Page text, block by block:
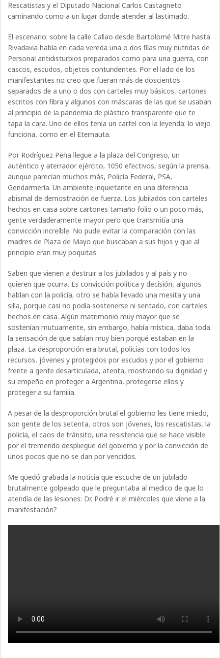
Rescatistas y el Diputado Nacional Carlos Castagneto
caminando como a un lugar donde atender al lastimado.
El escenario: sobre la calle Callao desde Bartolomé Mitre hasta
Rivadavia había en cada vereda una o dos filas muy nutridas de
Personal antidisturbios preparados como para una guerra, con
cascos, escudos, objetos contundentes. Por el lado de los
manifestantes no creo que fueran más de doscientos
separados de a uno o dos con carteles muy básicos, cartones
escritos con fibra y algunos con máscaras de las que se usaban
al principio de la pandemia de plástico transparente que te
tapa la cara. Uno de ellos tenía un cartel con la leyenda: lo viejo
funciona, como en el Eternauta.
Por Rodríguez Peña llegue a la plaza del Congreso, un
auténtico y aterrador ejército, 1050 efectivos, según la prensa,
aunque parecían muchos más, Policía Federal, PSA,
Gendarmería. Un ambiente inquietante en una diferencia
abismal de demostración de fuerza. Los Jubilados con carteles
hechos en casa sobre cartones tamaño folio o un poco más,
gente verdaderamente mayor pero que transmitía una
convicción increíble. No pude evitar la comparación con las
madres de Plaza de Mayo que buscaban a sus hijos y que al
principio eran muy poquitas.
Saben que vienen a destruir a los jubilados y al país y no
quieren que ocurra. Es convicción política y decisión, algunos
hablan con la policía, otro se había llevado una mesita y una
silla, porque casi no podía sostenerse ni sentado, con carteles
hechos en casa. Algún matrimonio muy mayor que se
sostenían mutuamente, sin embargo, había mística, daba toda
la sensación de que sabían muy bien porqué estaban en la
plaza. La desproporción era brutal, policías con todos los
recursos, jóvenes y protegidos por escudos y por el gobierno
frente a gente desarticulada, atenta, mostrando su dignidad y
su empeño en proteger a Argentina, protegerse ellos y
proteger a su familia.
A pesar de la desproporción brutal el gobierno les tiene miedo,
son gente de los setenta, otros son jóvenes, los rescatistas, la
policía, el caos de tránsito, una resistencia que se hace visible
por el tremendo despliegue del gobierno y por la convicción de
unos pocos que no se dan por vencidos.
Me quedó grabada la noticia que escuche de un jubilado
brutalmente golpeado que le preguntaba al medico de que lo
atendía de las lesiones: Dr. Podré ir el miércoles que viene a la
manifestación?